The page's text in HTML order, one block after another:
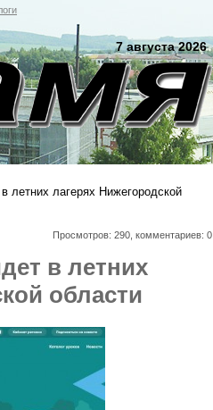
7 августа 2026
летних лагерях Нижегородской
Просмотров: 290, комментариев: 0
в летних
области